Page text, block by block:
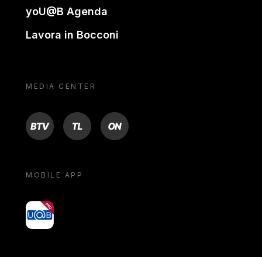
yoU@B Agenda
Lavora in Bocconi
MEDIA CENTER
BTV TL ON
MOBILE APP
yoU@B